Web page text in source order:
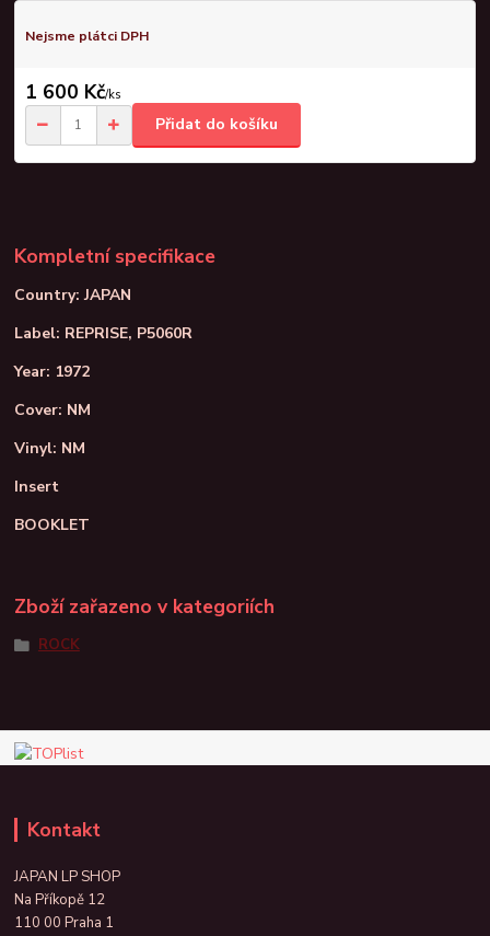
Nejsme plátci DPH
1 600 Kč/ks
Přidat do košíku
Kompletní specifikace
Country: JAPAN
Label: REPRISE, P5060R
Year: 1972
Cover: NM
Vinyl: NM
Insert
BOOKLET
Zboží zařazeno v kategoriích
ROCK
Kontakt
JAPAN LP SHOP
Na Příkopě 12
110 00 Praha 1